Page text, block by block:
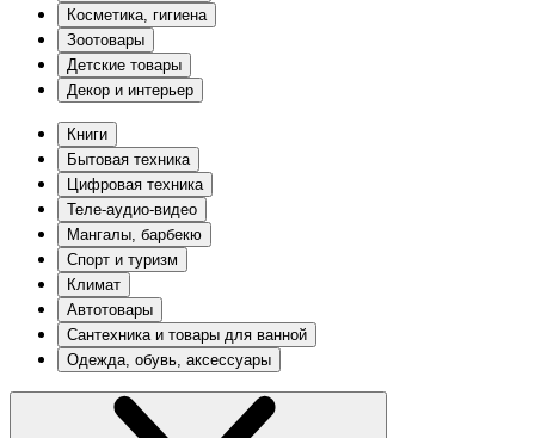
Косметика, гигиена
Зоотовары
Детские товары
Декор и интерьер
Книги
Бытовая техника
Цифровая техника
Теле-аудио-видео
Мангалы, барбекю
Спорт и туризм
Климат
Автотовары
Сантехника и товары для ванной
Одежда, обувь, аксессуары